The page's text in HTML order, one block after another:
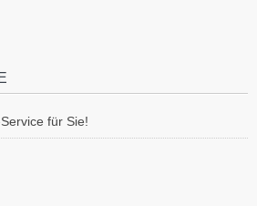
für Sie!